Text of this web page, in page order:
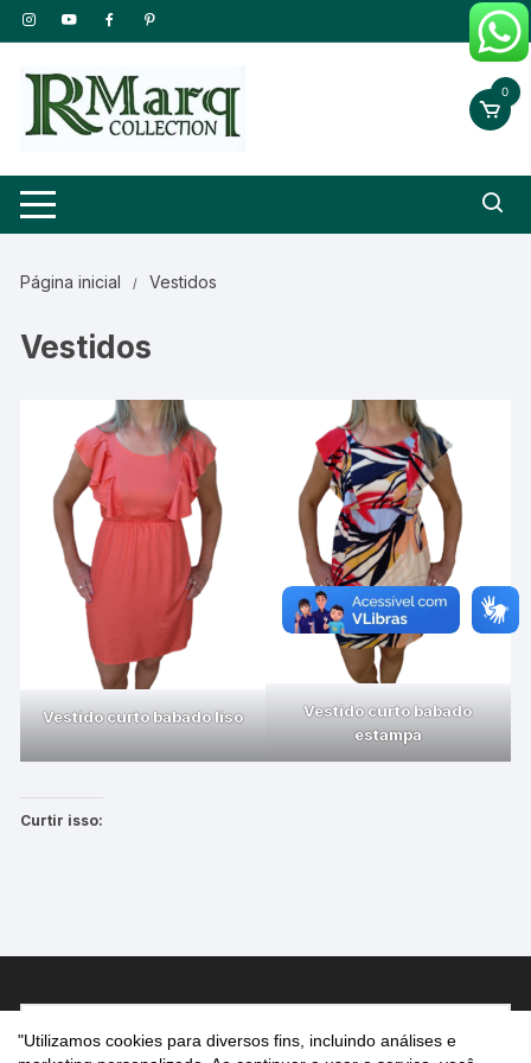
Pular
para
conteúdo
0
Página inicial Vestidos
Vestidos
Vestido curto babado liso
Vestido curto babado
estampa
Curtir isso:
Pesquisar
por:
"Utilizamos cookies para diversos fins, incluindo análises e